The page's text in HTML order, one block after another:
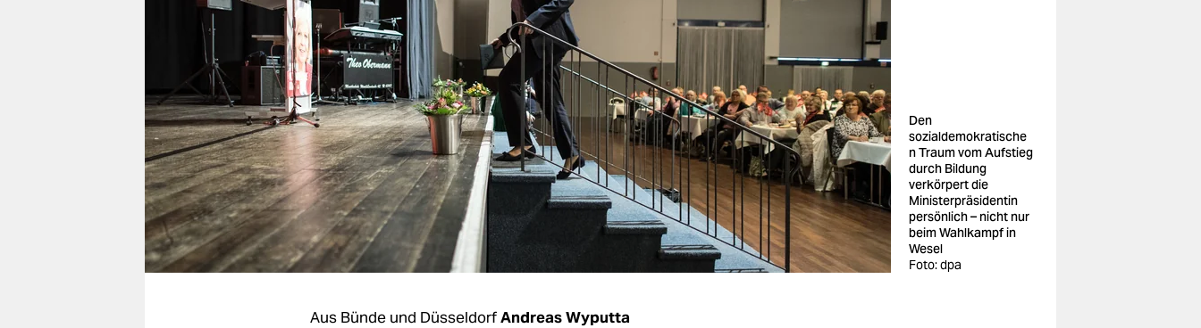
wahrheit
verlag
verlag
veranstaltungen
shop
fragen & hilfe
unterstützen
abo
Den
sozialdemokratische
n Traum vom Aufstieg
durch Bildung
verkörpert die
Ministerpräsidentin
persönlich – nicht nur
beim Wahlkampf in
Wesel
Foto: dpa
Aus Bünde und DüsseldorfAndreas Wyputta